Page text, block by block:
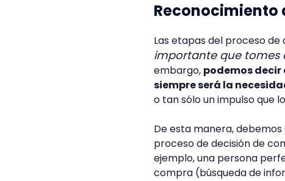
Reconocimiento
Las etapas del proceso
importante que tomes
embargo, podemos decir
siempre será la
o tan sólo un impulso que
De esta manera,
proceso de decisión de
ejemplo, una persona
compra (búsqueda de